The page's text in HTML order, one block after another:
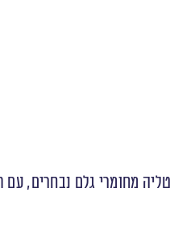
מחומרי גלם נבחרים,